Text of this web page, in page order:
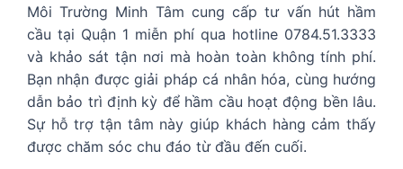
Môi Trường Minh Tâm cung cấp tư vấn hút hầm
cầu tại Quận 1 miễn phí qua hotline 0784.51.3333
và khảo sát tận nơi mà hoàn toàn không tính phí.
Bạn nhận được giải pháp cá nhân hóa, cùng hướng
dẫn bảo trì định kỳ để hầm cầu hoạt động bền lâu.
Sự hỗ trợ tận tâm này giúp khách hàng cảm thấy
được chăm sóc chu đáo từ đầu đến cuối.